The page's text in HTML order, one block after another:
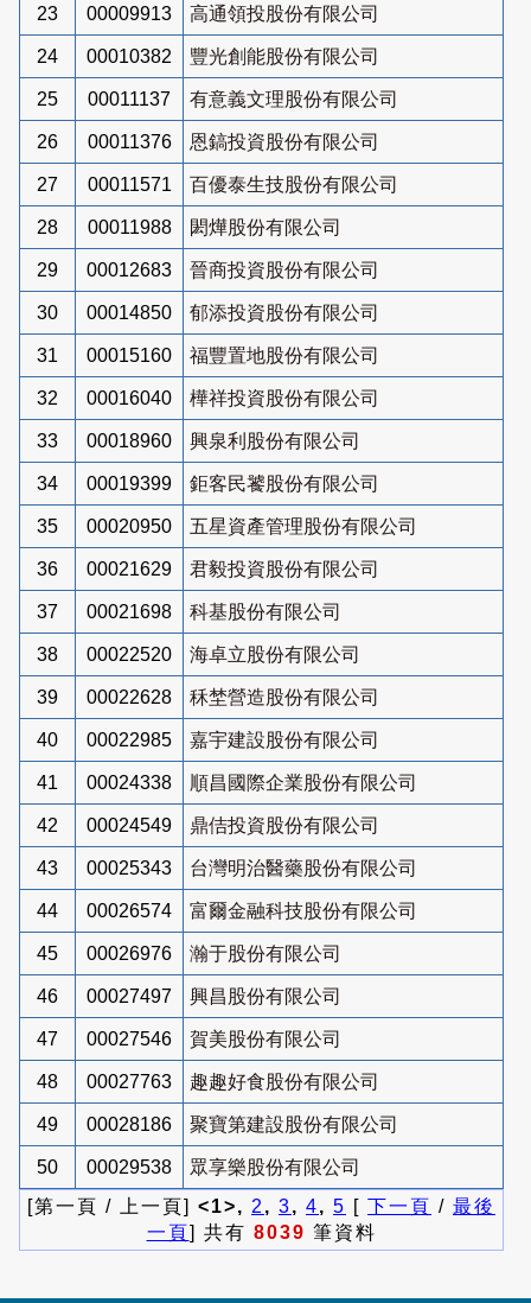
23 00009913 高通領投股份有限公司
24 00010382 豐光創能股份有限公司
25 00011137 有意義文理股份有限公司
26 00011376 恩鎬投資股份有限公司
27 00011571 百優泰生技股份有限公司
28 00011988 閎燁股份有限公司
29 00012683 晉商投資股份有限公司
30 00014850 郁添投資股份有限公司
31 00015160 福豐置地股份有限公司
32 00016040 樺祥投資股份有限公司
33 00018960 興泉利股份有限公司
34 00019399 鉅客民饕股份有限公司
35 00020950 五星資產管理股份有限公司
36 00021629 君毅投資股份有限公司
37 00021698 科基股份有限公司
38 00022520 海卓立股份有限公司
39 00022628 秝埜營造股份有限公司
40 00022985 嘉宇建設股份有限公司
41 00024338 順昌國際企業股份有限公司
42 00024549 鼎佶投資股份有限公司
43 00025343 台灣明治醫藥股份有限公司
44 00026574 富爾金融科技股份有限公司
45 00026976 瀚于股份有限公司
46 00027497 興昌股份有限公司
47 00027546 賀美股份有限公司
48 00027763 趣趣好食股份有限公司
49 00028186 聚寶第建設股份有限公司
50 00029538
眾享樂股份有限公司
[第一頁 / 上一頁] <1>, 2 , 3, 4, 5 [ 下一頁 / 最後
一頁] 共有 8039 筆資料